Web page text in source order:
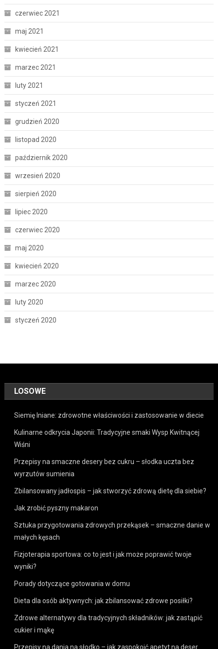
czerwiec 2021
maj 2021
kwiecień 2021
marzec 2021
luty 2021
styczeń 2021
grudzień 2020
listopad 2020
październik 2020
wrzesień 2020
sierpień 2020
lipiec 2020
czerwiec 2020
maj 2020
kwiecień 2020
marzec 2020
luty 2020
styczeń 2020
LOSOWE
Siemię lniane: zdrowotne właściwości i zastosowanie w diecie
Kulinarne odkrycia Japonii: Tradycyjne smaki Wysp Kwitnącej
Wiśni
Przepisy na smaczne desery bez cukru – słodka uczta bez
wyrzutów sumienia
Zbilansowany jadłospis – jak stworzyć zdrową dietę dla siebie?
Jak zrobić pyszny makaron
Sztuka przygotowania zdrowych przekąsek – smaczne danie w
małych kęsach
Fizjoterapia sportowa: co to jest i jak może poprawić twoje
wyniki?
Porady dotyczące gotowania w domu
Dieta dla osób aktywnych: jak zbilansować zdrowe posiłki?
Zdrowe alternatywy dla tradycyjnych składników: jak zastąpić
cukier i mąkę
Przepisy na dania na słodko – jak zaspokoić apetyt na deser